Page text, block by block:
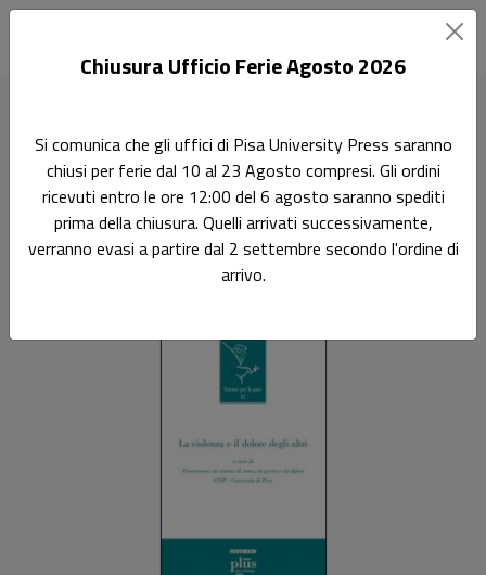
Ricerca
La violenza e il dolore degli
altri
Chiusura Ufficio Ferie Agosto 2026
Si comunica che gli uffici di Pisa University Press saranno
chiusi per ferie dal 10 al 23 Agosto compresi. Gli ordini
ricevuti entro le ore 12:00 del 6 agosto saranno spediti
prima della chiusura. Quelli arrivati successivamente,
verranno evasi a partire dal 2 settembre secondo l'ordine di
arrivo.